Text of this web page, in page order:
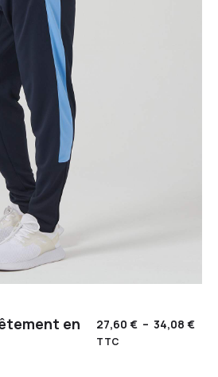
en
27,60 € – 34,08 €
TTC